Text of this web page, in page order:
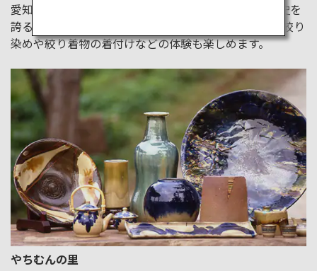
愛知県有松は旧東海道の面影を残し、400年以上の歴史を
誇る絞り染め「有松絞り」の産地。散策はもちろん、絞り
染めや絞り着物の着付けなどの体験も楽しめます。
やちむんの里